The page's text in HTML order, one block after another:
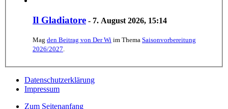
Il Gladiatore - 7. August 2026, 15:14
Mag den Beitrag von Der Wi im Thema Saisonvorbereitung
2026/2027.
Datenschutzerklärung
Impressum
Zum Seitenanfang